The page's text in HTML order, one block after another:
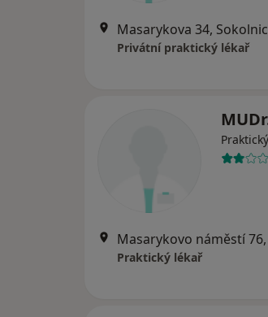
Masarykova 34,
Privátní praktický lékař
Praktický lékař